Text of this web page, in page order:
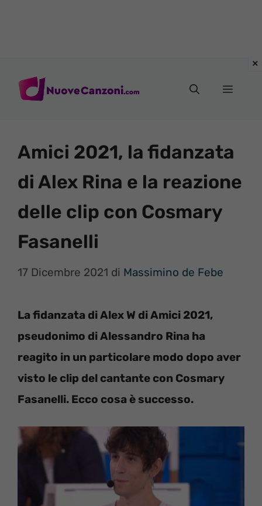
Menu
Amici 2021, la fidanzata
di Alex Rina e la reazione
delle clip con Cosmary
Fasanelli
17 Dicembre 2021 di Massimino de Febe
La fidanzata di Alex W di Amici 2021,
pseudonimo di Alessandro Rina ha
reagito in un particolare modo dopo aver
visto le clip del cantante con Cosmary
Fasanelli. Ecco cosa è successo.